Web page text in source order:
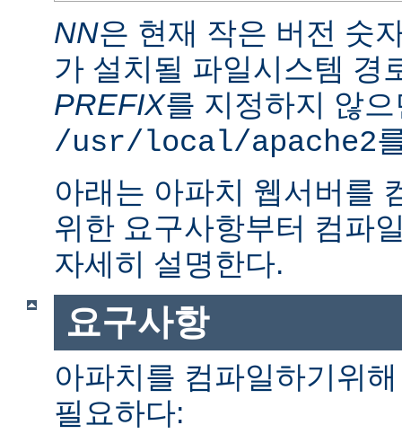
NN은 현재 작은 버전 숫
가 설치될 파일시스템 경
PREFIX를 지정하지 않
/usr/local/apache2
아래는 아파치 웹서버를
위한 요구사항부터 컴파
자세히 설명한다.
요구사항
아파치를 컴파일하기위
필요하다: